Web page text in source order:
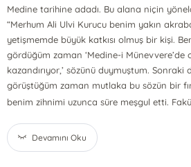
Medine tarihine adadı. Bu alana niçin
“Merhum Ali Ulvi Kurucu benim yakın
yetişmemde büyük katkısı olmuş bir kişi.
gördüğüm zaman ‘Medine-i
kazandırıyor,’ sözünü duymuştum.
görüştüğüm zaman mutlaka bu sözün bir
benim zihnimi uzunca süre meşgul etti.
Devamını Oku